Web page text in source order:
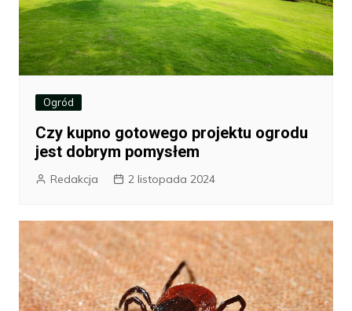
Ogród
Czy kupno gotowego projektu ogrodu
jest dobrym pomysłem
Redakcja 2 listopada 2024